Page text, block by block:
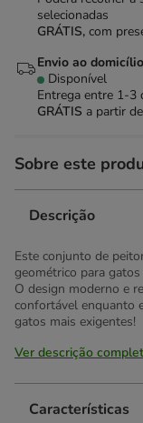
selecionadas
GRÁTIS, com
Envio ao domicílio
Disponível
Entrega entre 1-3
GRÁTIS a partir
Sobre este
Descrição
Este conjunto de
geométrico para
O design moderno e
confortável enquanto
gatos mais exigentes!
Ver descrição
Características